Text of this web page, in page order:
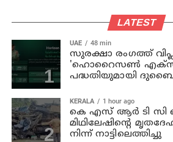
LATEST
UAE 48 min
സുരക്ഷാ രംഗത്ത്
'ഹൊറൈസണ്‍
പദ്ധതിയുമായി
KERALA 1 hour ago
കെ എസ് ആര്‍ ടി സി
മിഥിലേഷിന്റെ
നിന്ന് നാട്ടിലെത്തിച്ചു